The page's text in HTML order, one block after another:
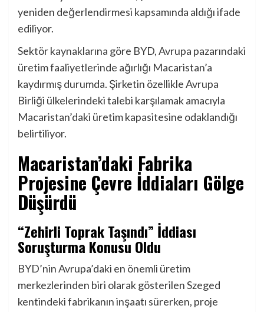
yeniden değerlendirmesi kapsamında aldığı ifade
ediliyor.
Sektör kaynaklarına göre BYD, Avrupa pazarındaki
üretim faaliyetlerinde ağırlığı Macaristan’a
kaydırmış durumda. Şirketin özellikle Avrupa
Birliği ülkelerindeki talebi karşılamak amacıyla
Macaristan’daki üretim kapasitesine odaklandığı
belirtiliyor.
Macaristan’daki Fabrika
Projesine Çevre İddiaları Gölge
Düşürdü
“Zehirli Toprak Taşındı” İddiası
Soruşturma Konusu Oldu
BYD’nin Avrupa’daki en önemli üretim
merkezlerinden biri olarak gösterilen Szeged
kentindeki fabrikanın inşaatı sürerken, proje